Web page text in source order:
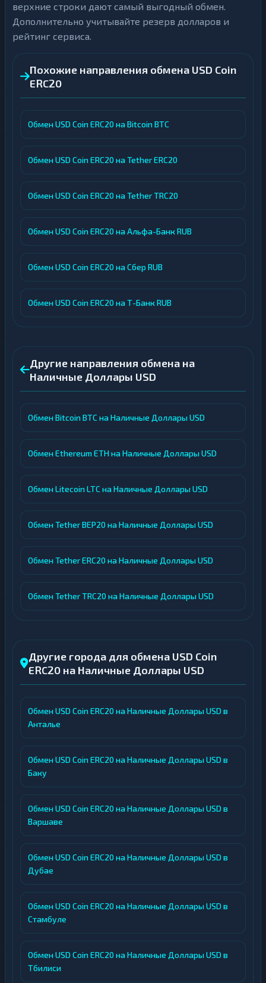
верхние строки дают самый выгодный обмен.
Дополнительно учитывайте резерв долларов и
рейтинг сервиса.
Похожие направления обмена USD Coin
ERC20
Обмен USD Coin ERC20 на Bitcoin BTC
Обмен USD Coin ERC20 на Tether ERC20
Обмен USD Coin ERC20 на Tether TRC20
Обмен USD Coin ERC20 на Альфа-Банк RUB
Обмен USD Coin ERC20 на Сбер RUB
Обмен USD Coin ERC20 на Т-Банк RUB
Другие направления обмена на
Наличные Доллары USD
Обмен Bitcoin BTC на Наличные Доллары USD
Обмен Ethereum ETH на Наличные Доллары USD
Обмен Litecoin LTC на Наличные Доллары USD
Обмен Tether BEP20 на Наличные Доллары USD
Обмен Tether ERC20 на Наличные Доллары USD
Обмен Tether TRC20 на Наличные Доллары USD
Другие города для обмена USD Coin
ERC20 на Наличные Доллары USD
Обмен USD Coin ERC20 на Наличные Доллары USD в
Анталье
Обмен USD Coin ERC20 на Наличные Доллары USD в
Баку
Обмен USD Coin ERC20 на Наличные Доллары USD в
Варшаве
Обмен USD Coin ERC20 на Наличные Доллары USD в
Дубае
Обмен USD Coin ERC20 на Наличные Доллары USD в
Стамбуле
Обмен USD Coin ERC20 на Наличные Доллары USD в
Тбилиси